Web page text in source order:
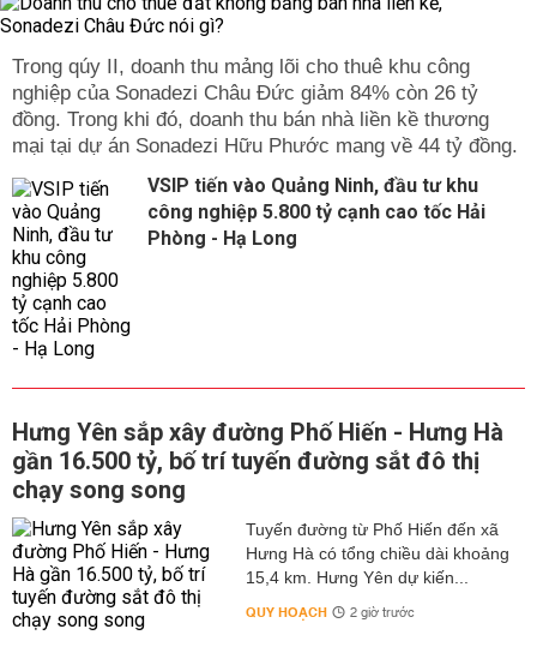
Trong qúy II, doanh thu mảng lõi cho thuê khu công
nghiệp của Sonadezi Châu Đức giảm 84% còn 26 tỷ
đồng. Trong khi đó, doanh thu bán nhà liền kề thương
mại tại dự án Sonadezi Hữu Phước mang về 44 tỷ đồng.
VSIP tiến vào Quảng Ninh, đầu tư khu
công nghiệp 5.800 tỷ cạnh cao tốc Hải
Phòng - Hạ Long
Hưng Yên sắp xây đường Phố Hiến - Hưng Hà
gần 16.500 tỷ, bố trí tuyến đường sắt đô thị
chạy song song
Tuyến đường từ Phố Hiến đến xã
Hưng Hà có tổng chiều dài khoảng
15,4 km. Hưng Yên dự kiến...
QUY HOẠCH 2 giờ trước